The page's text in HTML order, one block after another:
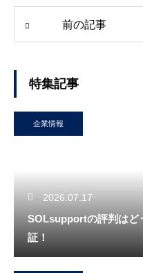
前の記事
特集記事
企業情報
2026.07.17
SOLsupportの評判はど
証！